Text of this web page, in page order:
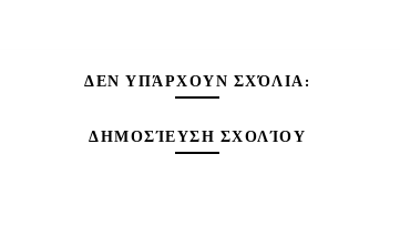
ΔΕΝ ΥΠΆΡΧΟΥΝ ΣΧΌΛΙΑ:
ΔΗΜΟΣΊΕΥΣΗ ΣΧΟΛΊΟΥ